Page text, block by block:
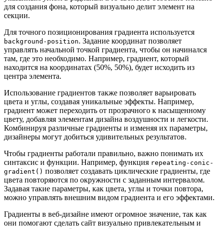
для создания фона, который визуально делит элемент на
секции.
Для точного позиционирования градиента используется
background-position. Задание координат позволяет
управлять начальной точкой градиента, чтобы он начинался
там, где это необходимо. Например, градиент, который
находится на координатах (50%, 50%), будет исходить из
центра элемента.
Использование градиентов также позволяет варьировать
цвета и углы, создавая уникальные эффекты. Например,
градиент может переходить от прозрачного к насыщенному
цвету, добавляя элементам дизайна воздушности и легкости.
Комбинируя различные градиенты и изменяя их параметры,
дизайнеры могут добиться удивительных результатов.
Чтобы градиенты работали правильно, важно понимать их
синтаксис и функции. Например, функция repeating-conic-
gradient() позволяет создавать циклические градиенты, где
цвета повторяются по окружности с заданным интервалом.
Задавая такие параметры, как цвета, углы и точки повтора,
можно управлять внешним видом градиента и его эффектами.
Градиенты в веб-дизайне имеют огромное значение, так как
они помогают сделать сайт визуально привлекательным и